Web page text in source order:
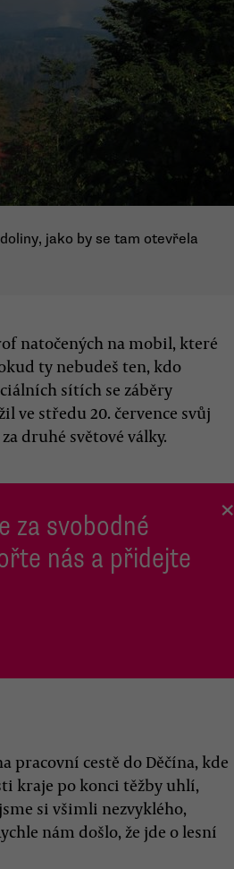
jako by se tam otevřela
natočených na mobil, které
ty nebudeš ten, kdo
sítích se záběry
ve středu 20. července svůj
druhé světové války.
za svobodné
nás a přidejte
×
pracovní cestě do Děčína, kde
kraje po konci těžby uhlí,
si všimli nezvyklého,
nám došlo, že jde o lesní